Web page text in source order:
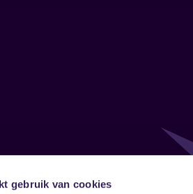
gebruik van cookies